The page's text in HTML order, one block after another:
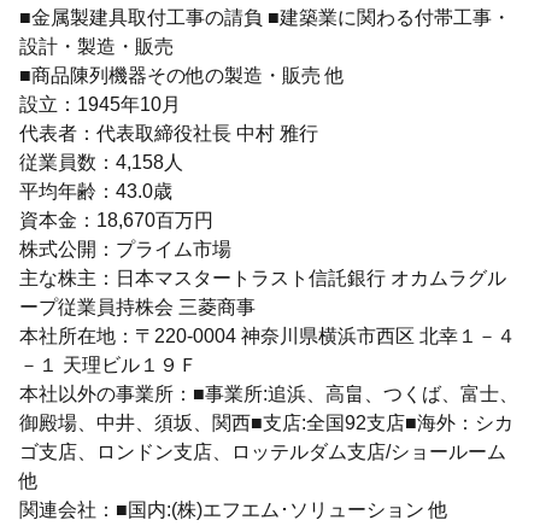
■金属製建具取付工事の請負 ■建築業に関わる付帯工事・
設計・製造・販売
■商品陳列機器その他の製造・販売 他
設立：1945年10月
代表者：代表取締役社長 中村 雅行
従業員数：4,158人
平均年齢：43.0歳
資本金：18,670百万円
株式公開：プライム市場
主な株主：日本マスタートラスト信託銀行 オカムラグル
ープ従業員持株会 三菱商事
本社所在地：〒220-0004 神奈川県横浜市西区 北幸１－４
－１ 天理ビル１９Ｆ
本社以外の事業所：■事業所:追浜、高畠、つくば、富士、
御殿場、中井、須坂、関西■支店:全国92支店■海外：シカ
ゴ支店、ロンドン支店、ロッテルダム支店/ショールーム
他
関連会社：■国内:(株)エフエム･ソリューション 他